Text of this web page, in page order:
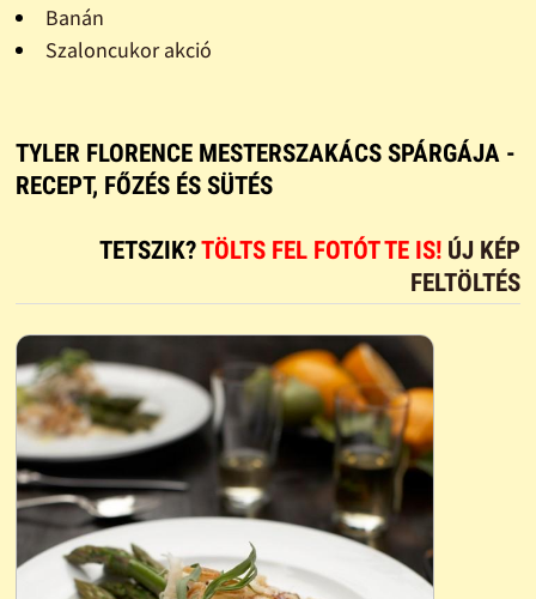
Banán
Szaloncukor akció
TYLER FLORENCE MESTERSZAKÁCS SPÁRGÁJA -
RECEPT, FŐZÉS ÉS SÜTÉS
TETSZIK?TÖLTS FEL FOTÓT TE IS! ÚJ KÉP
FELTÖLTÉS